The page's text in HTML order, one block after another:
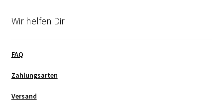
Wir helfen Dir
FAQ
Zahlungsarten
Versand